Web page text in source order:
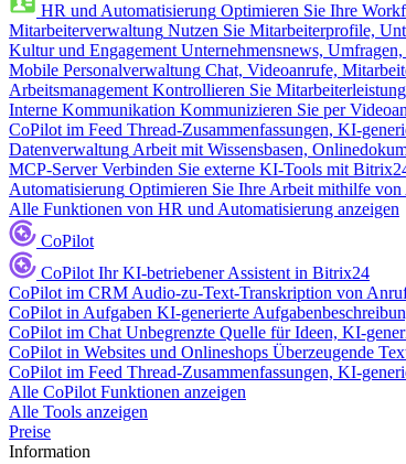
HR und Automatisierung Optimieren Sie Ihre
Mitarbeiterverwaltung Nutzen Sie Mitarbeiterprofile,
Kultur und Engagement Unternehmensnews,
Mobile Personalverwaltung Chat, Videoanrufe,
Arbeitsmanagement Kontrollieren Sie
Interne Kommunikation Kommunizieren Sie per
CoPilot im Feed Thread-Zusammenfassungen, KI-
Datenverwaltung Arbeit mit Wissensbasen,
MCP-Server Verbinden Sie externe KI-Tools mit
Automatisierung Optimieren Sie Ihre Arbeit mithilfe
Alle Funktionen von HR und Automatisierung anzeigen
CoPilot
CoPilot Ihr KI-betriebener Assistent in Bitrix24
CoPilot im CRM Audio-zu-Text-Transkription von
CoPilot in Aufgaben KI-generierte
CoPilot im Chat Unbegrenzte Quelle für Ideen, KI-
CoPilot in Websites und Onlineshops Überzeugende
CoPilot im Feed Thread-Zusammenfassungen, KI-
Alle CoPilot Funktionen anzeigen
Alle Tools anzeigen
Preise
Information